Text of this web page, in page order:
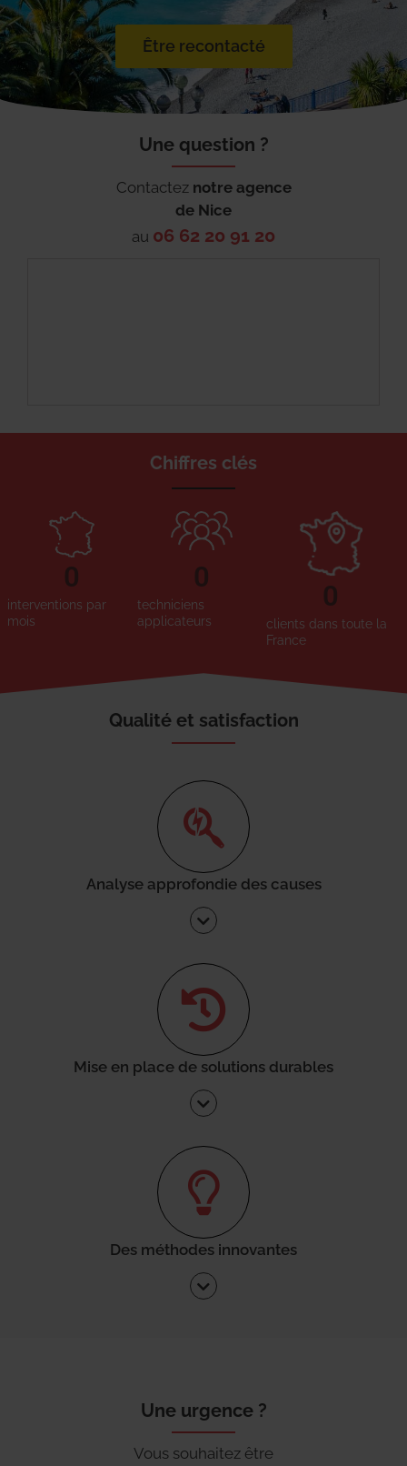
Être recontacté
Une question ?
Contactez notre agence
de Nice
au 06 62 20 91 20
Chiffres clés
interventions par
mois
0
techniciens
applicateurs
0
clients dans toute la
France
0
Qualité et satisfaction
Analyse approfondie des causes
Mise en place de solutions durables
Des méthodes innovantes
Une urgence ?
Vous souhaitez être